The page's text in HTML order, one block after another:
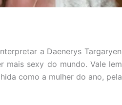
a Daenerys
mais sexy do mundo. Vale
como a mulher do ano, pela